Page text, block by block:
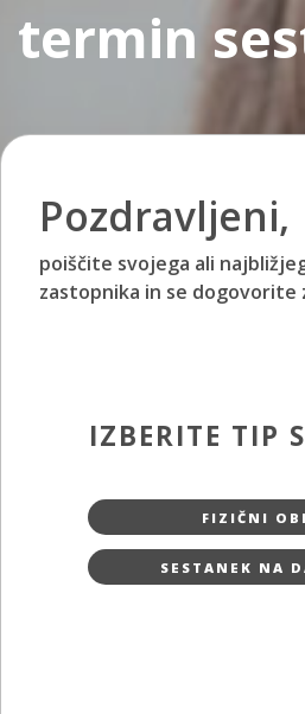
termin
Pozdravljeni,
poiščite svojega ali
zastopnika in se dogovorite
IZBERITE TIP
FIZIČNI
SESTANEK NA